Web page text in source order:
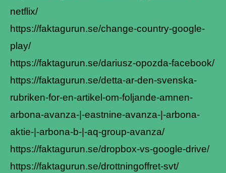
netflix/
https://faktagurun.se/change-country-google-
play/
https://faktagurun.se/dariusz-opozda-facebook/
https://faktagurun.se/detta-ar-den-svenska-
rubriken-for-en-artikel-om-foljande-amnen-
arbona-avanza-|-eastnine-avanza-|-arbona-
aktie-|-arbona-b-|-aq-group-avanza/
https://faktagurun.se/dropbox-vs-google-drive/
https://faktagurun.se/drottningoffret-svt/